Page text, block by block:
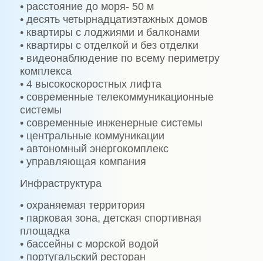
• расстояние до моря- 50 м
• десять четырнадцатиэтажных домов
• квартиры с лоджиями и балконами
• квартиры с отделкой и без отделки
• видеонаблюдение по всему периметру
комплекса
• 4 высокоскоростных лифта
• современные телекоммуникационные
системы
• современные инженерные системы
• центральные коммуникации
• автономный энергокомплекс
• управляющая компания
Инфраструктура
• охраняемая территория
• парковая зона, детская спортивная
площадка
• бассейны с морской водой
• португальский ресторан